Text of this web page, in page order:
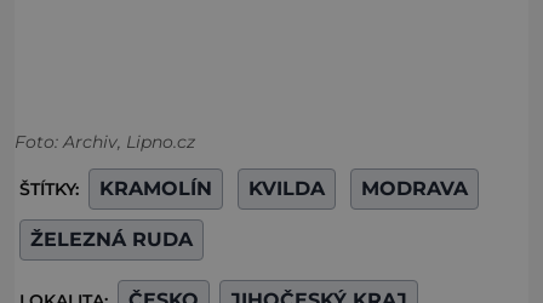
Foto: Archiv, Lipno.cz
ŠTÍTKY: KRAMOLÍN KVILDA MODRAVA
ŽELEZNÁ RUDA